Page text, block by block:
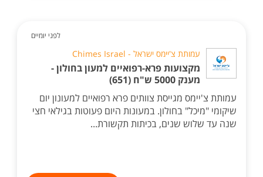
לפני יומיים
עמותת צ'יימס ישראל - Chimes Israel
מקצועות פרא-רפואיים למעון בחולון -
מענק 5000 ש"ח (651)
עמותת צ'יימס מגייסת צוותים פרא רפואיים למעונון יום
שיקומי "מיכל" בחולון. במעונות היום פעוטות בגילאי חצי
שנה עד שלוש שנים, בכיתות תקשורת...